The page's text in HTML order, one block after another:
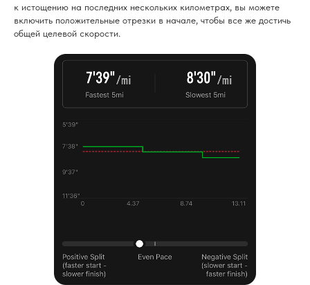
к истощению на последних нескольких километрах, вы можете
включить положительные отрезки в начале, чтобы все же достичь
общей целевой скорости.